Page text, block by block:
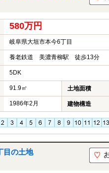
580万円
岐阜県大垣市本今6丁目
養老鉄道 美濃青柳駅 徒歩13分
5DK
91.9㎡ 土地面積
1986年2月 建物構造
目の土地